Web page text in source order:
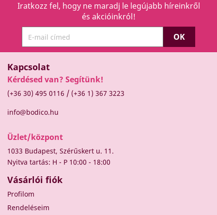
Iratkozz fel, hogy ne maradj le legújabb híreinkről
és akcióinkról!
Kapcsolat
Kérdésed van? Segítünk!
(+36 30) 495 0116 / (+36 1) 367 3223
info@bodico.hu
Üzlet/központ
1033 Budapest, Szérűskert u. 11.
Nyitva tartás: H - P 10:00 - 18:00
Vásárlói fiók
Profilom
Rendeléseim